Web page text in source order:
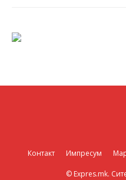
Контакт Импресум
© Expres.mk.